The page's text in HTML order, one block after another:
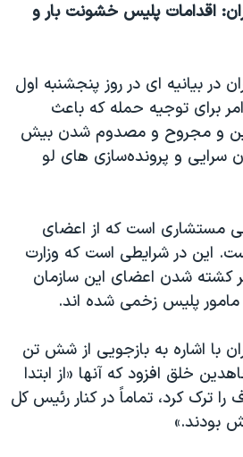
اقدامات پلیس خشونت بار و
در بیانیه ای در روز پنجشنبه اول
برای توجیه حمله که باعث
و مجروح و مصدوم شدن بیش
سرایی و پرونده‌سازی های لو
مستشاری است که از اعضای
این در شرایطی است که وزارت
کشته شدن اعضای این سازمان
با اشاره به بازجویی از شش تن
خلق افزود که آنها «از ابتدا
را ترک کرد، تماماً در کنار رئیس کل
بودند.»